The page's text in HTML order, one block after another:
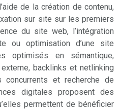
de la création de contenu,
sur site sur les premiers
du site web, l’intégration
ou optimisation d’une site
optimisés en sémantique,
backlinks et netlinking
et recherche de
digitales proposent des
permettent de bénéficier